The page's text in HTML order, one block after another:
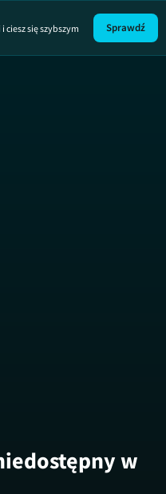
ciesz się szybszym
Sprawdź
w